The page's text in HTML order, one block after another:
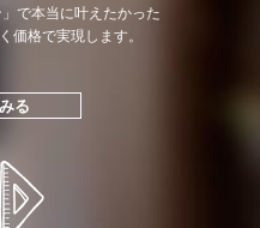
」で本当に叶えたかった
価格で実現します。
る